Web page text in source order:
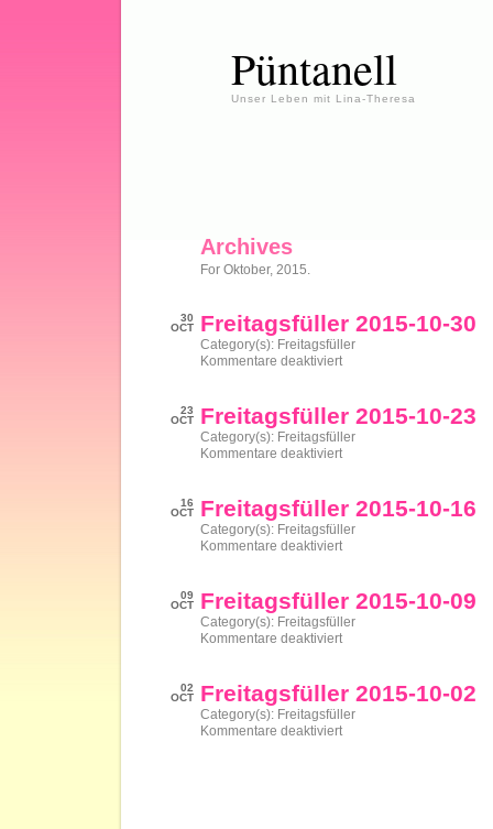
Püntanell
Unser Leben mit Lina-Theresa
Archives
For Oktober, 2015.
30
OCT
Freitagsfüller 2015-10-30
Category(s): Freitagsfüller
Kommentare deaktiviertfür
30
23
OCT
Freitagsfüller 2015-10-23
Category(s): Freitagsfüller
Kommentare deaktiviertfür
23
16
OCT
Freitagsfüller 2015-10-16
Category(s): Freitagsfüller
Kommentare deaktiviertfür
16
09
OCT
Freitagsfüller 2015-10-09
Category(s): Freitagsfüller
Kommentare deaktiviertfür
09
02
OCT
Freitagsfüller 2015-10-02
Category(s): Freitagsfüller
Kommentare deaktiviertfür